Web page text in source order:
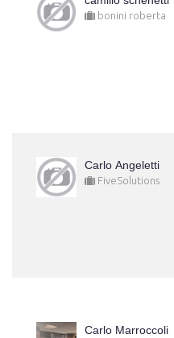
bonini roberta
Carlo Angeletti
FiveSolutions
Carlo Marroccoli